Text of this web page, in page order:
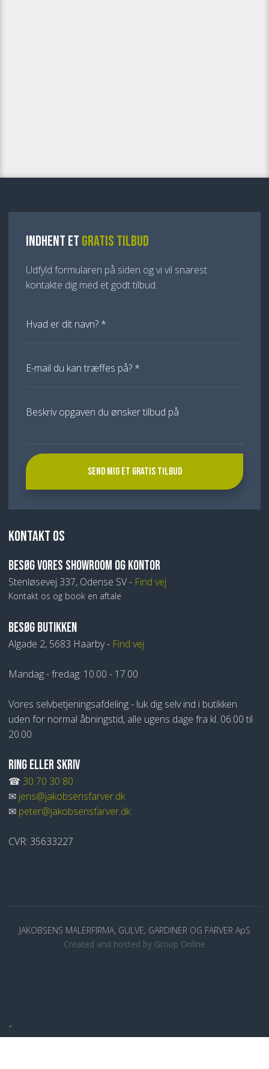
INDHENT ET GRATIS TILBUD
Udfyld formularen på siden og vi vil snarest
kontakte dig med et godt tilbud.​
KONTAKT OS
​BESØG VORES SHOWROOM OG KONTOR
Stenløsevej 337, Odense SV - Find vej
Kontakt os og book en aftale
BESØG BUTIKKEN
Algade 2, 5683 Haarby - Find vej
Mandag - fredag: 10.00 - 17.00
Vores selvbetjeningsafdeling - luk dig selv ind i butikken
uden for normal åbningstid, alle ugens dage fra kl. 06:00 til
20.00
RING ELLER SKRIV
​☎ 30 70 30 80
​✉ jens@jakobsensfarver.dk
✉ peter@jakobsensfarver.dk
​CVR: 35633227
​JAKOBSENS MALERFIRMA, GULVE, GARDINER OG FARVER ApS
Created and hosted by Group Online